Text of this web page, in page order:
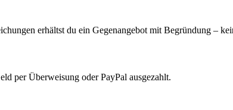
erhältst du ein Gegenangebot mit Begründung –
per Überweisung oder PayPal ausgezahlt.